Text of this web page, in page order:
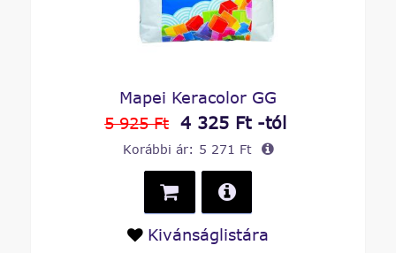
Mapei Keracolor GG
5 925 Ft 4 325 Ft -tól
Korábbi ár: 5 271 Ft
Kivánságlistára